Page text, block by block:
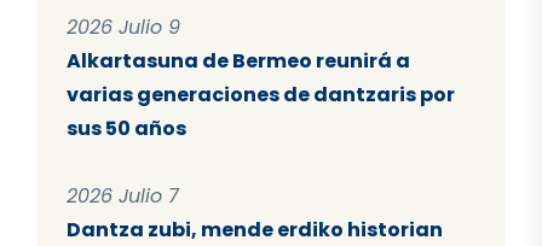
2026 Julio 9
Alkartasuna de Bermeo reunirá a
varias generaciones de dantzaris por
sus 50 años
2026 Julio 7
Dantza zubi, mende erdiko historian